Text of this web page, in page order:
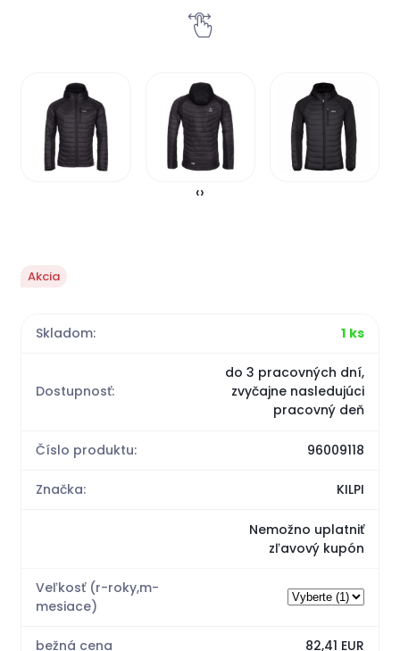
‹›
Akcia
Skladom: 1 ks
Dostupnosť:
do 3 pracovných dní,
zvyčajne nasledujúci
pracovný deň
Číslo produktu: 96009118
Značka: KILPI
Nemožno uplatniť
zľavový kupón
Veľkosť (r-roky,m-
mesiace)
bežná cena 82,41 EUR